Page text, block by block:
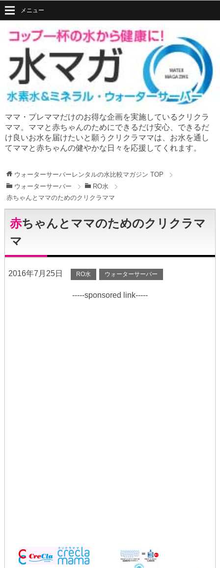
ママ・プレママだけのお得な企画を実施しているクリクラ
ママ。ママと赤ちゃんのためにできるだけ安心、できるだ
け良いお水を届けたいと願うクリクラママは、お水を通し
てママと赤ちゃんの健やかな日々を応援してくれます。
メニュー
ウォーターサーバーレンタルの水比較マガジン TOP
ウォーターサーバー
RO水
赤ちゃんとママのためのクリクラママ
赤ちゃんとママのためのクリクラマ
マ
2016年7月25日 RO水 ウォーターサーバー
-----sponsored link-----